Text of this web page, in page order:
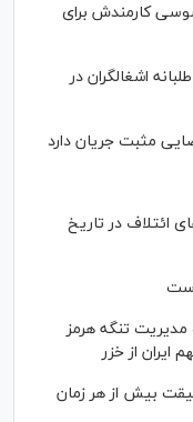
کارمندش برای
اشغالگران در
مثبت جریان دارد
ائتلاف در تاریخ
مدیریت تنگه هرمز
از خزر
بیش از هر زمان